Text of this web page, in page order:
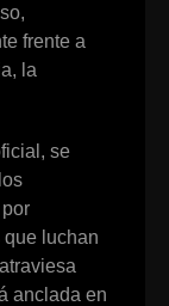
frente a
la
se
luchan
anclada en